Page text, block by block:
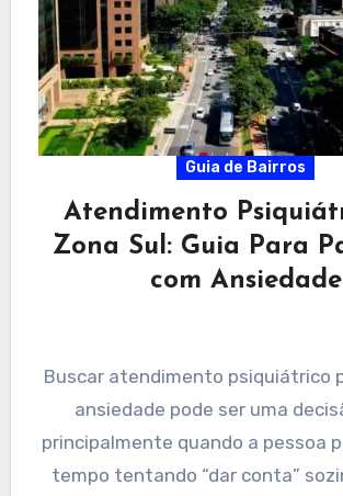
Guia de Bairros
Atendimento
Zona Sul: Guia Para
com Ansiedade
Buscar atendimento psiquiátrico
ansiedade pode ser uma
principalmente quando a pessoa
tempo tentando “dar conta”